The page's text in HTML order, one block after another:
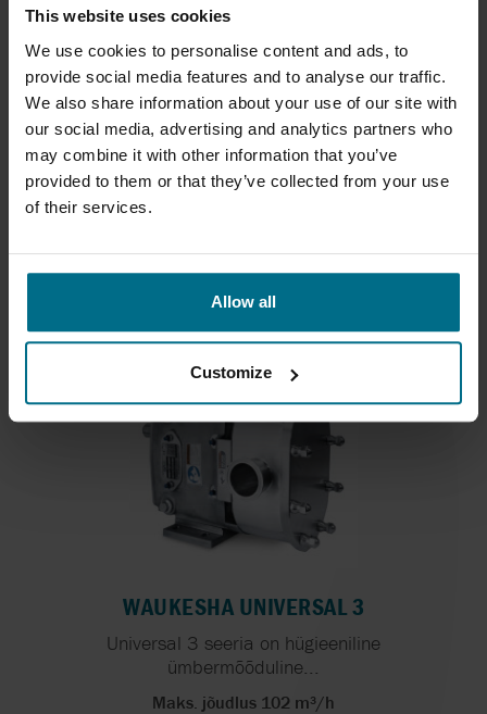
This website uses cookies
We use cookies to personalise content and ads, to
provide social media features and to analyse our traffic.
We also share information about your use of our site with
our social media, advertising and analytics partners who
may combine it with other information that you’ve
provided to them or that they’ve collected from your use
of their services.
Allow all
Customize
APV GASKETED PLATE HEAT EXCHANGERS -
Maks. jõudlus 600 m³/h
Rõhk kuni 25 bar
WAUKESHA UNIVERSAL 3
Universal 3 seeria on hügieeniline
ümbermõõduline...
Maks. jõudlus 102 m³/h